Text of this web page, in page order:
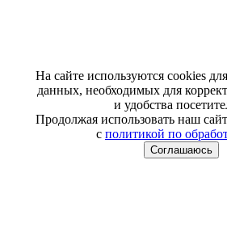
На сайте используются cookies
данных, необходимых для
и удобства
Продолжая использовать наш
с политикой по
Соглашаюсь